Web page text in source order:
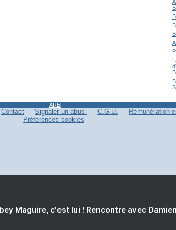
ARB
Contact Signaler un abus C.G.U. Rémunération
Préférences cookies
Maguire, c'est lui ! Rencontre avec